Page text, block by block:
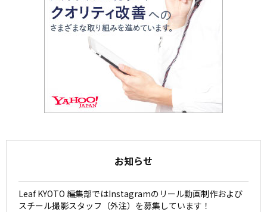
お知らせ
Leaf KYOTO 編集部ではInstagramのリール動画制作および
スチール撮影スタッフ（外注）を募集しています！